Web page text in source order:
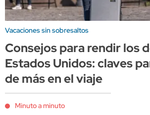
Vacaciones sin sobresaltos
Consejos para rendir los
Estados Unidos: claves
de más en el viaje
Minuto a minuto